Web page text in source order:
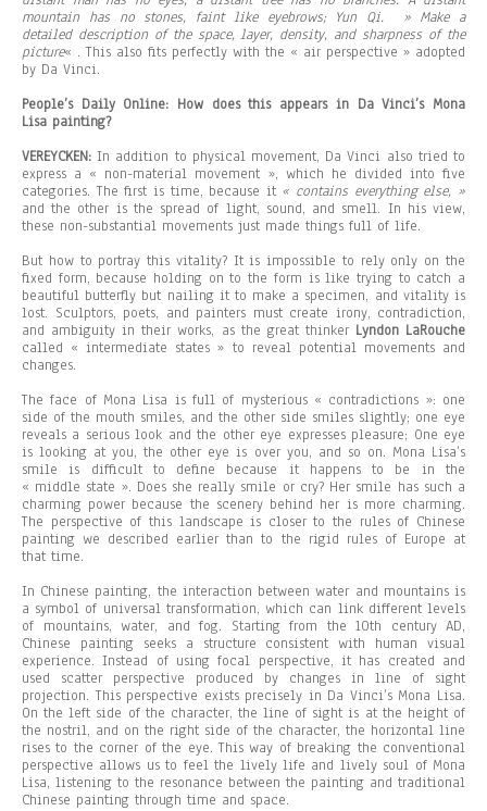
mountain has no stones, faint like eyebrows; Yun Qi. » Make a
detailed description of the space, layer, density, and sharpness of the
picture« . This also fits perfectly with the « air perspective » adopted
by Da Vinci.
People’s Daily Online: How does this appears in Da Vinci’s Mona
Lisa painting?
VEREYCKEN: In addition to physical movement, Da Vinci also tried to
express a « non-material movement », which he divided into five
categories. The first is time, because it « contains everything else, »
and the other is the spread of light, sound, and smell. In his view,
these non-substantial movements just made things full of life.
But how to portray this vitality? It is impossible to rely only on the
fixed form, because holding on to the form is like trying to catch a
beautiful butterfly but nailing it to make a specimen, and vitality is
lost. Sculptors, poets, and painters must create irony, contradiction,
and ambiguity in their works, as the great thinker Lyndon LaRouche
called « intermediate states » to reveal potential movements and
changes.
The face of Mona Lisa is full of mysterious « contradictions »: one
side of the mouth smiles, and the other side smiles slightly; one eye
reveals a serious look and the other eye expresses pleasure; One eye
is looking at you, the other eye is over you, and so on. Mona Lisa’s
smile is difficult to define because it happens to be in the
« middle state ». Does she really smile or cry? Her smile has such a
charming power because the scenery behind her is more charming.
The perspective of this landscape is closer to the rules of Chinese
painting we described earlier than to the rigid rules of Europe at
that time.
In Chinese painting, the interaction between water and mountains is
a symbol of universal transformation, which can link different levels
of mountains, water, and fog. Starting from the 10th century AD,
Chinese painting seeks a structure consistent with human visual
experience. Instead of using focal perspective, it has created and
used scatter perspective produced by changes in line of sight
projection. This perspective exists precisely in Da Vinci’s Mona Lisa.
On the left side of the character, the line of sight is at the height of
the nostril, and on the right side of the character, the horizontal line
rises to the corner of the eye. This way of breaking the conventional
perspective allows us to feel the lively life and lively soul of Mona
Lisa, listening to the resonance between the painting and traditional
Chinese painting through time and space.